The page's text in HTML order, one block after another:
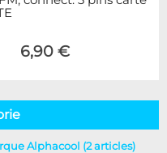
6,90 €
Alphacool (2 articles)